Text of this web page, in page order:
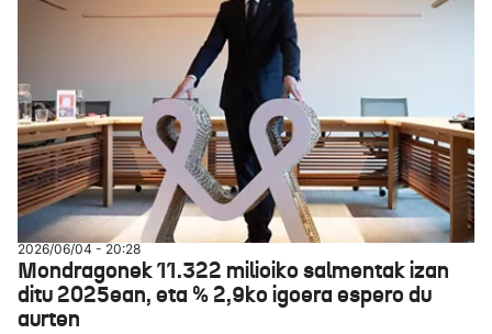
2026/06/04 - 20:28
Mondragonek 11.322 milioiko salmentak izan
ditu 2025ean, eta % 2,9ko igoera espero du
aurten